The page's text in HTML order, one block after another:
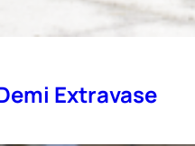
Extravase